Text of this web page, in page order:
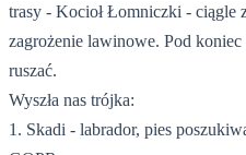
trasy - Kocioł Łomniczki - ciągle
zagrożenie lawinowe. Pod
ruszać.
Wyszła nas trójka:
1. Skadi - labrador, pies